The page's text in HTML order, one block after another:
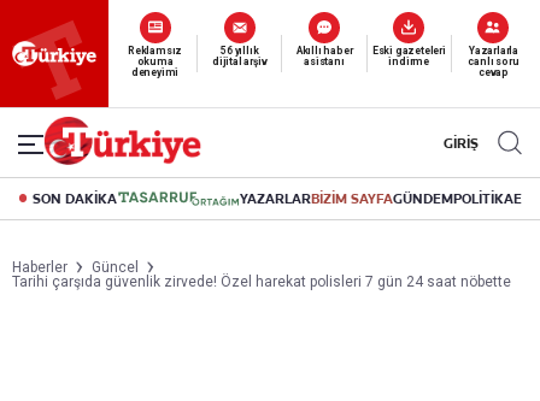
Reklamsız
okuma
deneyimi
56 yıllık
dijital arşiv
Akıllı haber
asistanı
Eski gazeteleri
indirme
Yazarlarla
canlı soru
cevap
GİRİŞ
SON DAKİKA YAZARLARBİZİM SAYFAGÜNDEMPOLİTİKA
Haberler
Güncel
Tarihi çarşıda güvenlik zirvede! Özel harekat polisleri 7 gün 24 saat nöbette